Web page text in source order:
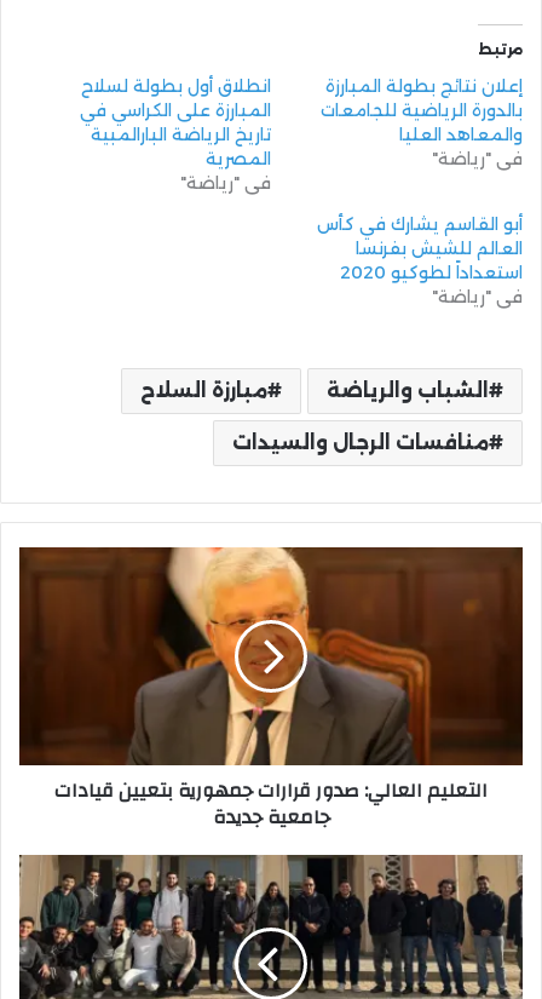
مرتبط
إعلان نتائج بطولة المبارزة
بالدورة الرياضية للجامعات
والمعاهد العليا
في "رياضة"
انطلاق أول بطولة لسلاح
المبارزة على الكراسي في
تاريخ الرياضة البارالمبية
المصرية
في "رياضة"
أبو القاسم يشارك في كأس
العالم للشيش بفرنسا
استعداداً لطوكيو 2020
في "رياضة"
الشباب والرياضة مبارزة السلاح
منافسات الرجال والسيدات
جديدة
التعليم العالي: صدور قرارات جمهورية بتعيين قيادات
جامعية جديدة
الجامعة
الألمانية
تعزز
التعليم
التطبيقي
عبر